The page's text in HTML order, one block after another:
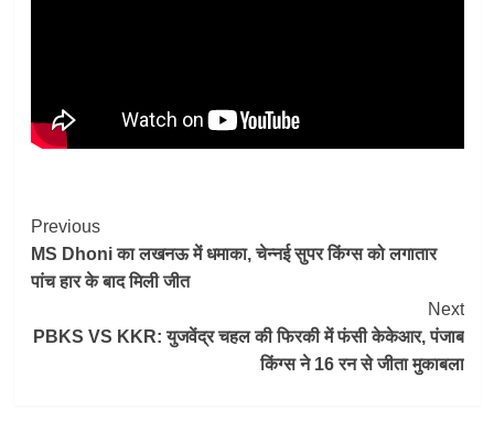
Post
Navigation
Previous
MS Dhoni का लखनऊ में धमाका, चेन्नई सुपर किंग्स को लगातार
पांच हार के बाद मिली जीत
Next
PBKS VS KKR: युजवेंद्र चहल की फिरकी में फंसी केकेआर, पंजाब
किंग्स ने 16 रन से जीता मुकाबला